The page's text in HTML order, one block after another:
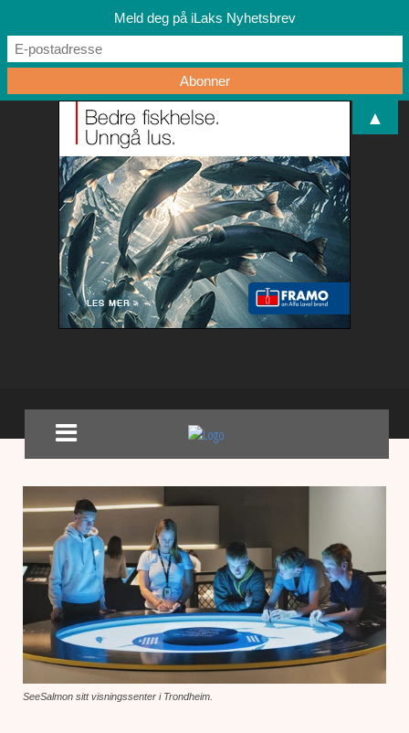
SeeSalmon sitt visningssenter i Trondheim.
Meld deg på iLaks Nyhetsbrev
▲